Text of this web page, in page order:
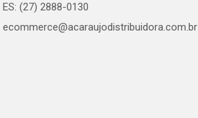
ES: (27) 2888-0130
ecommerce@acaraujodistribuidora.com.br